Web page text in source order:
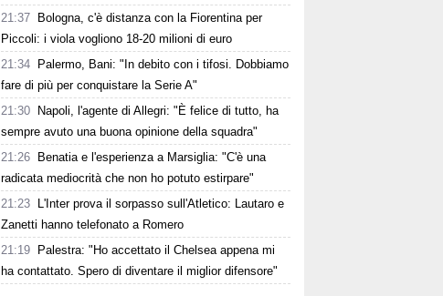
21:37
Bologna, c'è distanza con la Fiorentina per
Piccoli: i viola vogliono 18-20 milioni di euro
21:34
Palermo, Bani: "In debito con i tifosi. Dobbiamo
fare di più per conquistare la Serie A"
21:30
Napoli, l'agente di Allegri: "È felice di tutto, ha
sempre avuto una buona opinione della squadra"
21:26
Benatia e l'esperienza a Marsiglia: "C'è una
radicata mediocrità che non ho potuto estirpare"
21:23
L'Inter prova il sorpasso sull'Atletico: Lautaro e
Zanetti hanno telefonato a Romero
21:19
Palestra: "Ho accettato il Chelsea appena mi
ha contattato. Spero di diventare il miglior difensore"